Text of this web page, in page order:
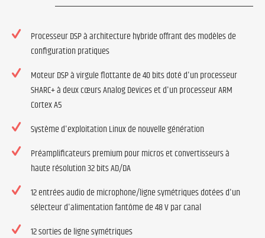
Processeur DSP à architecture hybride offrant des modèles de
configuration pratiques
Moteur DSP à virgule flottante de 40 bits doté d'un processeur
SHARC+ à deux cœurs Analog Devices et d'un processeur ARM
Cortex A5
Système d'exploitation Linux de nouvelle génération
Préamplificateurs premium pour micros et convertisseurs à
haute résolution 32 bits AD/DA
12 entrées audio de microphone/ligne symétriques dotées d'un
sélecteur d'alimentation fantôme de 48 V par canal
12 sorties de ligne symétriques